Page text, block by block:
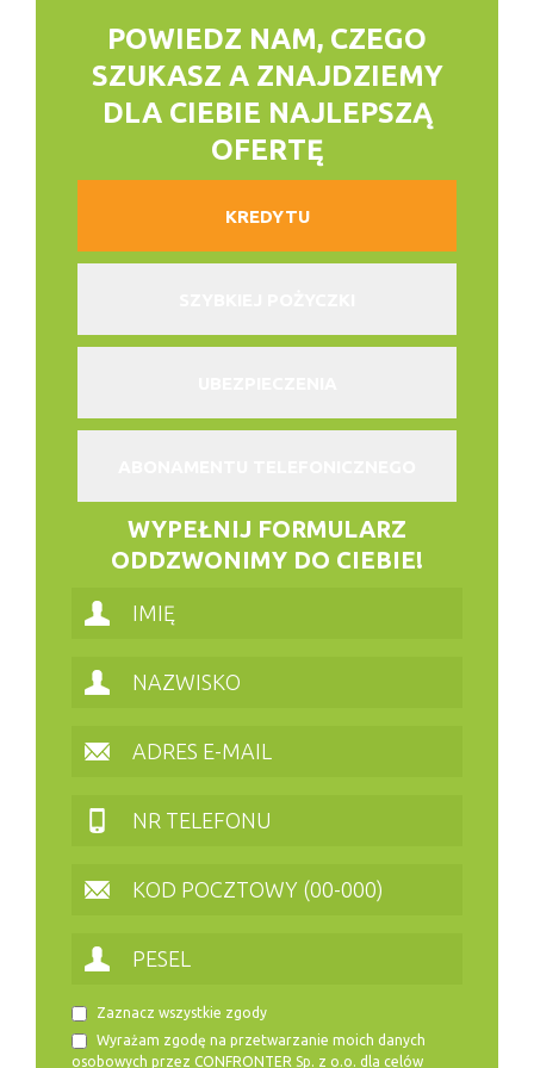
POWIEDZ NAM, CZEGO
SZUKASZ A ZNAJDZIEMY
DLA CIEBIE NAJLEPSZĄ
OFERTĘ
KREDYTU
WYPEŁNIJ FORMULARZ
ODDZWONIMY DO CIEBIE!
Zaznacz wszystkie zgody
Wyrażam zgodę na przetwarzanie moich danych
osobowych przez CONFRONTER Sp. z o.o. dla celów